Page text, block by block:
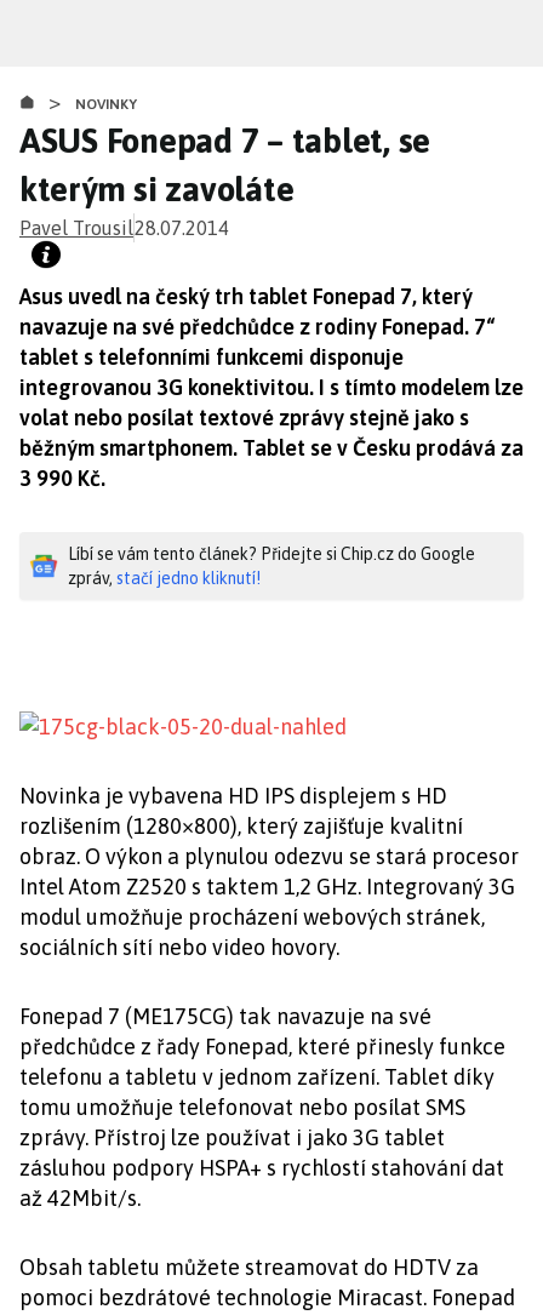
obsahu
> NOVINKY
ASUS Fonepad 7 – tablet, se
kterým si zavoláte
Pavel Trousil28.07.2014
Asus uvedl na český trh tablet Fonepad 7, který
navazuje na své předchůdce z rodiny Fonepad. 7“
tablet s telefonními funkcemi disponuje
integrovanou 3G konektivitou. I s tímto modelem lze
volat nebo posílat textové zprávy stejně jako s
běžným smartphonem. Tablet se v Česku prodává za
3 990 Kč.
Líbí se vám tento článek? Přidejte si Chip.cz do Google
zpráv, stačí jedno kliknutí!
Novinka je vybavena HD IPS displejem s HD
rozlišením (1280×800), který zajišťuje kvalitní
obraz. O výkon a plynulou odezvu se stará procesor
Intel Atom Z2520 s taktem 1,2 GHz. Integrovaný 3G
modul umožňuje procházení webových stránek,
sociálních sítí nebo video hovory.
Fonepad 7 (ME175CG) tak navazuje na své
předchůdce z řady Fonepad, které přinesly funkce
telefonu a tabletu v jednom zařízení. Tablet díky
tomu umožňuje telefonovat nebo posílat SMS
zprávy. Přístroj lze používat i jako 3G tablet
zásluhou podpory HSPA+ s rychlostí stahování dat
až 42Mbit/s.
Obsah tabletu můžete streamovat do HDTV za
pomoci bezdrátové technologie Miracast. Fonepad